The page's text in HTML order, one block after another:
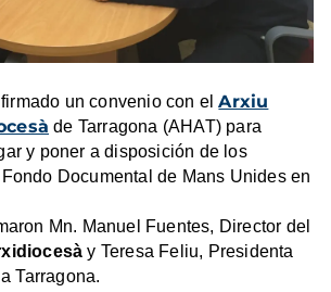
un convenio con el Arxiu
de Tarragona (AHAT) para
y poner a disposición de los
Documental de Mans Unides en
Mn. Manuel Fuentes, Director del
y Teresa Feliu, Presidenta
Tarragona.